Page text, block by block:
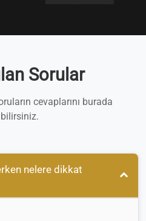
Sorular
cevaplarını burada
nelere dikkat